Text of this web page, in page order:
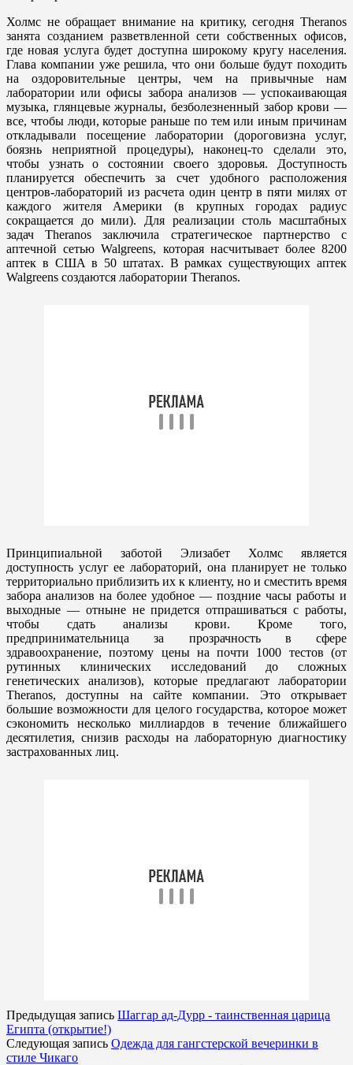
Холмс не обращает внимание на критику, сегодня Theranos
занята созданием разветвленной сети собственных офисов,
где новая услуга будет доступна широкому кругу населения.
Глава компании уже решила, что они больше будут походить
на оздоровительные центры, чем на привычные нам
лаборатории или офисы забора анализов — успокаивающая
музыка, глянцевые журналы, безболезненный забор крови —
все, чтобы люди, которые раньше по тем или иным причинам
откладывали посещение лаборатории (дороговизна услуг,
боязнь неприятной процедуры), наконец-то сделали это,
чтобы узнать о состоянии своего здоровья. Доступность
планируется обеспечить за счет удобного расположения
центров-лабораторий из расчета один центр в пяти милях от
каждого жителя Америки (в крупных городах радиус
сокращается до мили). Для реализации столь масштабных
задач Theranos заключила стратегическое партнерство с
аптечной сетью Walgreens, которая насчитывает более 8200
аптек в США в 50 штатах. В рамках существующих аптек
Walgreens создаются лаборатории Theranos.
Принципиальной заботой Элизабет Холмс является
доступность услуг ее лабораторий, она планирует не только
территориально приблизить их к клиенту, но и сместить время
забора анализов на более удобное — поздние часы работы и
выходные — отныне не придется отпрашиваться с работы,
чтобы сдать анализы крови. Кроме того,
предпринимательница за прозрачность в сфере
здравоохранение, поэтому цены на почти 1000 тестов (от
рутинных клинических исследований до сложных
генетических анализов), которые предлагают лаборатории
Theranos, доступны на сайте компании. Это открывает
большие возможности для целого государства, которое может
сэкономить несколько миллиардов в течение ближайшего
десятилетия, снизив расходы на лабораторную диагностику
застрахованных лиц.
Предыдущая запись Шаггар ад-Дурр - таинственная царица
Египта (открытие!)
Следующая запись Одежда для гангстерской вечеринки в
стиле Чикаго